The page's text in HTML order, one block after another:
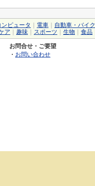
ンピュータ 電車 自動車・バイク
ア 趣味 スポーツ 生物 食品
お問合せ・ご要望
・ お問い合わせ